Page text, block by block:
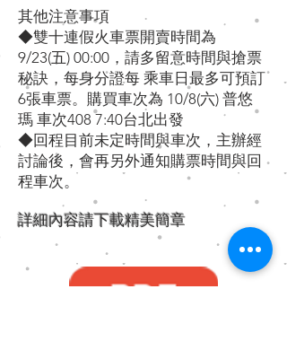
其他注意事項
◆雙⼗連假⽕⾞票開賣時間為
9/23(五) 00:00，請多留意時間與搶票
秘訣，每⾝分證每 乘⾞⽇最多可預訂
6張⾞票。購買⾞次為 10/8(六) 普悠
瑪 ⾞次408 7:40台北出發
◆回程⽬前未定時間與⾞次，主辦經
討論後，會再另外通知購票時間與回
程⾞次。
詳細內容請下載精美簡章​